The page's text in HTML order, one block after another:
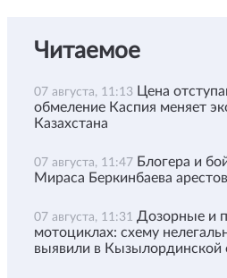
Читаемое
07 августа, 11:13 Цена
обмеление Каспия меняет
Казахстана
07 августа, 11:47 Блогера и
Мираса Беркинбаева
07 августа, 11:31 Дозорные и
мотоциклах: схему
выявили в Кызылординской